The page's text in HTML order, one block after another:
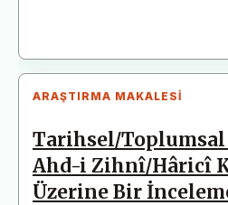
ARAŞTIRMA MAKALESI
Tarihsel/
Ahd-i Zihnî/Hâricî
Üzerine Bir